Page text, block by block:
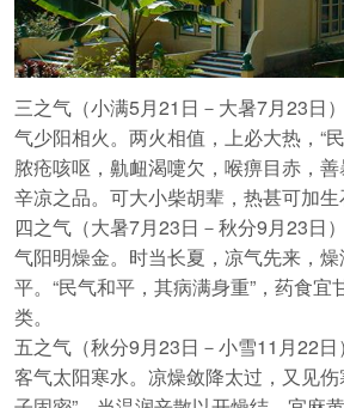
三之气（小满5月21日－大暑7月23日
气少阳相火。两火相值，上必大热，“
脓疮咳呕，鼽衄渴嚏欠，喉痹目赤，善
辛凉之品。可大小柴胡辈，热甚可加生
四之气（大暑7月23日－秋分9月23日
气阳明燥金。时当长夏，凉气先来，
平。“民气和平，其病满身重”，药食宜
类。
五之气（秋分9月23日－小雪11月22日
客气太阳寒水。凉燥敛降太过，又见